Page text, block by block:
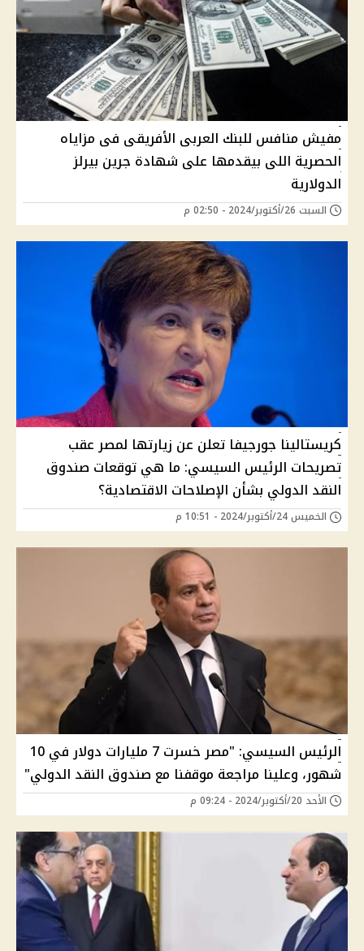
مفيش منافس للبنك العربى الأفريقى فى مزاياه
الحصرية اللى بيقدمها على شهادة جرين بيرلز
الدولارية
السبت 26/أكتوبر/2024 - 02:50 م
كريستالينا جورجيفا تعلن عن زيارتها لمصر عقب
تصريحات الرئيس السيسي: ما هي توقعات صندوق
النقد الدولي بشأن الإصلاحات الاقتصادية؟
الخميس 24/أكتوبر/2024 - 10:51 م
الرئيس السيسي: "مصر خسرت 7 مليارات دولار في 10
شهور، وعلينا مراجعة موقفنا مع صندوق النقد الدولي"
الأحد 20/أكتوبر/2024 - 09:24 م